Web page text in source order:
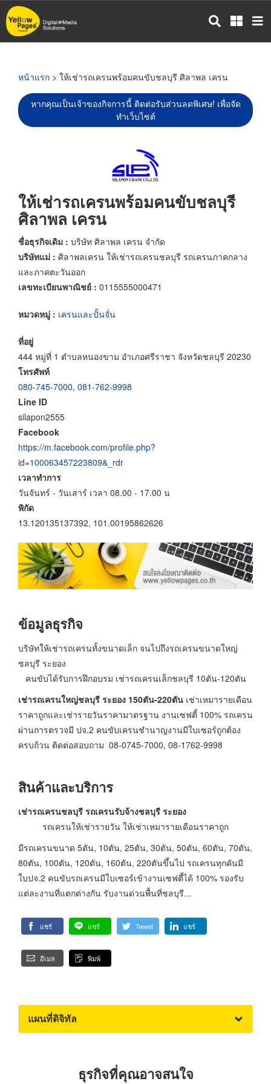
ข้าม
ไป
หน้าแรก > ให้เช่ารถเครนพร้อมคนขับชลบุรี ศิลาพล เครน
หากคุณเป็นเจ้าของกิจการนี้ ติดต่อรับส่วนลดพิเศษ! เพื่อจัด
ทำเว็บไซต์
ให้เช่ารถเครนพร้อมคนขับชลบุรี
ศิลาพล เครน
ชื่อธุรกิจเดิม : บริษัท ศิลาพล เครน จำกัด
บริษัทแม่ : ศิลาพลเครน ให้เช่ารถเครนชลบุรี รถเครนภาคกลาง
และภาคตะวันออก
เลขทะเบียนพาณิชย์ : 0115555000471
หมวดหมู่ : เครนและปั้นจั่น
ที่อยู่
444 หมู่ที่ 1 ตำบลหนองขาม อำเภอศรีราชา จังหวัดชลบุรี 20230
โทรศัพท์
080-745-7000, 081-762-9998
Line ID
silapon2555
Facebook
https://m.facebook.com/profile.php?
id=100063457223809&_rdr
เวลาทำการ
วันจันทร์ - วันเสาร์ เวลา 08.00 - 17.00 น
พิกัด
13.120135137392, 101.00195862626
ข้อมูลธุรกิจ
บริษัทให้เช่ารถเครนทั้งขนาดเล็ก จนไปถึงรถเครนขนาดใหญ่
ชลบุรี ระยอง
คนขับได้รับการฝึกอบรม เช่ารถเครนเล็กชลบุรี 10ตัน-120ตัน
เช่ารถเครนใหญ่ชลบุรี ระยอง 150ตัน-220ตัน เช่าเหมารายเดือน
ราคาถูกและเช่ารายวันราคามาตรฐาน งานเซฟตี้ 100% รถเครน
ผ่านการตรวจมี ปจ.2 คนขับเครนชำนาญงานมีใบเซอร์ถูกต้อง
ครบถ้วน ติดต่อสอบถาม 08-0745-7000, 08-1762-9998
สินค้าและบริการ
เช่ารถเครนชลบุรี รถเครนรับจ้างชลบุรี ระยอง
รถเครนให้เช่ารายวัน ให้เช่าเหมารายเดือนราคาถูก
มีรถเครนขนาด 5ตัน, 10ตัน, 25ตัน, 30ตัน, 50ตัน, 60ตัน, 70ตัน,
80ตัน, 100ตัน, 120ตัน, 160ตัน, 220ตันขึ้นไป รถเครนทุกคันมี
ใบปจ.2 คนขับรถเครนมีใบเซอร์เข้างานเซฟตี้ได้ 100% รองรับ
แต่ละงานที่แตกต่างกัน รับงานด่วนพื้นที่ชลบุรี...
แชร์ แชร์ Tweet แชร์
อีเมล พิมพ์
แผนที่ดิจิทัล
ธุรกิจที่คุณอาจสนใจ